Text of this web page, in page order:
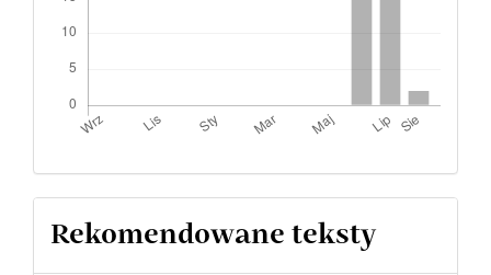
Rekomendowane teksty